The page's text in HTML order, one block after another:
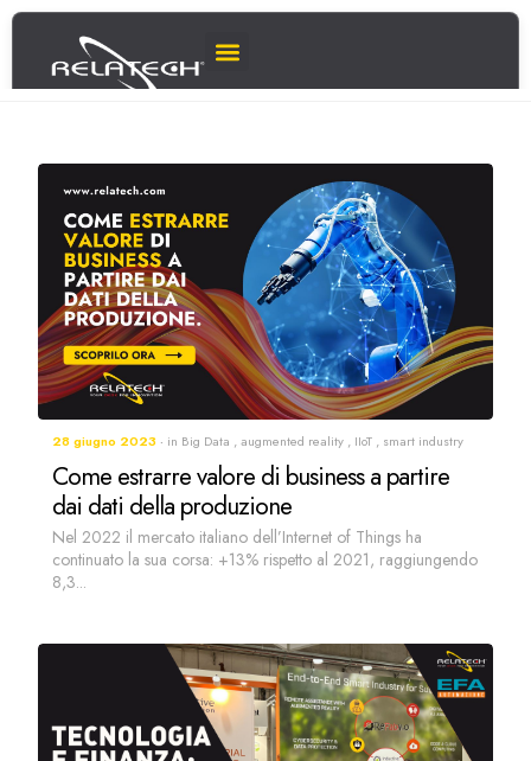
28 giugno 2023 in Big Data ,augmented reality , IIoT , smart industry
Come estrarre valore di business a partire
dai dati della produzione
Nel 2022 il mercato italiano dell’Internet of Things ha
continuato la sua corsa: +13% rispetto al 2021, raggiungendo
8,3...